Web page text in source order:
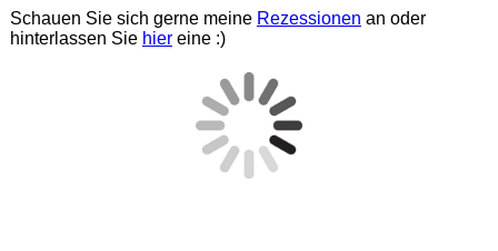
Schauen Sie sich gerne meine Rezessionen an oder
hinterlassen Sie hiereine :)